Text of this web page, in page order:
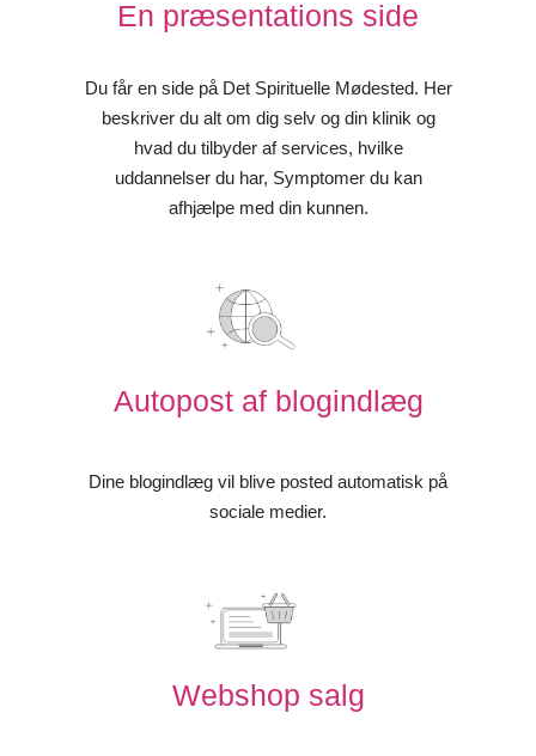
En præsentations side
Du får en side på Det Spirituelle Mødested. Her
beskriver du alt om dig selv og din klinik og
hvad du tilbyder af services, hvilke
uddannelser du har, Symptomer du kan
afhjælpe med din kunnen.
Autopost af blogindlæg
Dine blogindlæg vil blive posted automatisk på
sociale medier.
Webshop salg